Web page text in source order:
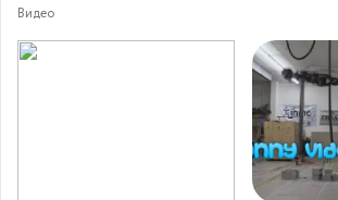
Видео